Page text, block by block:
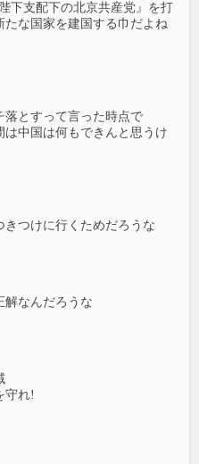
下支配下の北京共産党』を打
な国家を建国する巾だよね
落とすって言った時点で
中国は何もできんと思うけ
つけに行くためだろうな
解なんだろうな
守れ!